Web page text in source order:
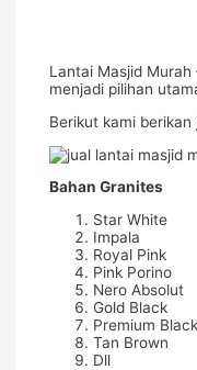
Lantai Masjid
menjadi pilihan
Berikut kami
Bahan Granites
Star White
Impala
Royal Pink
Pink Porino
Nero Absolut
Gold Black
Premium Black
Tan Brown
Dll